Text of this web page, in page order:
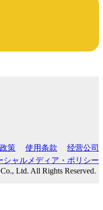
策 使用条款
经营公司
シャルメディア・ポリシー
Ltd. All Rights Reserved.